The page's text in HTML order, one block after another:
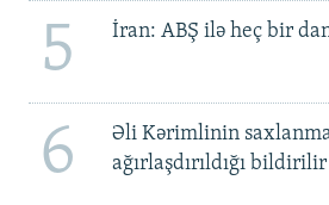
5 İran: ABŞ ilə heç bir
6
Əli Kərimlinin
ağırlaşdırıldığı bildirilir